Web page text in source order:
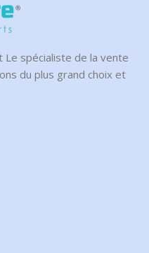
Le spécialiste de la vente
du plus grand choix et